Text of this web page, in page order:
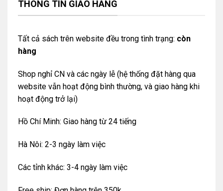
THÔNG TIN GIAO HÀNG
Tất cả sách trên website đều trong tình trạng: còn
hàng
Shop nghỉ CN và các ngày lễ (hệ thống đặt hàng qua
website vẫn hoạt động bình thường, và giao hàng khi
hoạt động trở lại)
Hồ Chí Minh: Giao hàng từ 24 tiếng
Hà Nôi: 2-3 ngày làm việc
Các tỉnh khác: 3-4 ngày làm việc